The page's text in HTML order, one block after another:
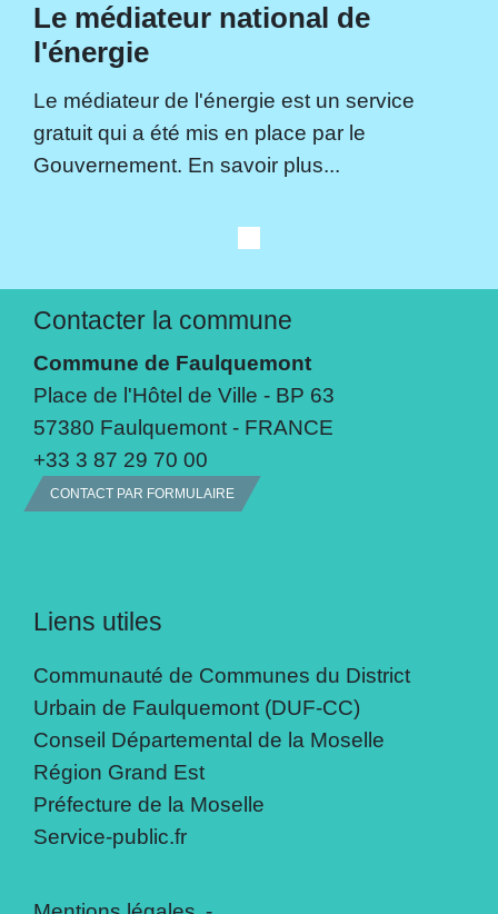
Le médiateur national de
l'énergie
Le médiateur de l'énergie est un service
gratuit qui a été mis en place par le
Gouvernement. En savoir plus...
Contacter la commune
Commune de Faulquemont
Place de l'Hôtel de Ville - BP 63
57380 Faulquemont - FRANCE
+33 3 87 29 70 00
CONTACT PAR FORMULAIRE
Liens utiles
Communauté de Communes du District
Urbain de Faulquemont (DUF-CC)
Conseil Départemental de la Moselle
Région Grand Est
Préfecture de la Moselle
Service-public.fr